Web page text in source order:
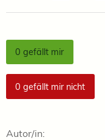
0 gefällt mir
0 gefällt mir nicht
Autor/in: